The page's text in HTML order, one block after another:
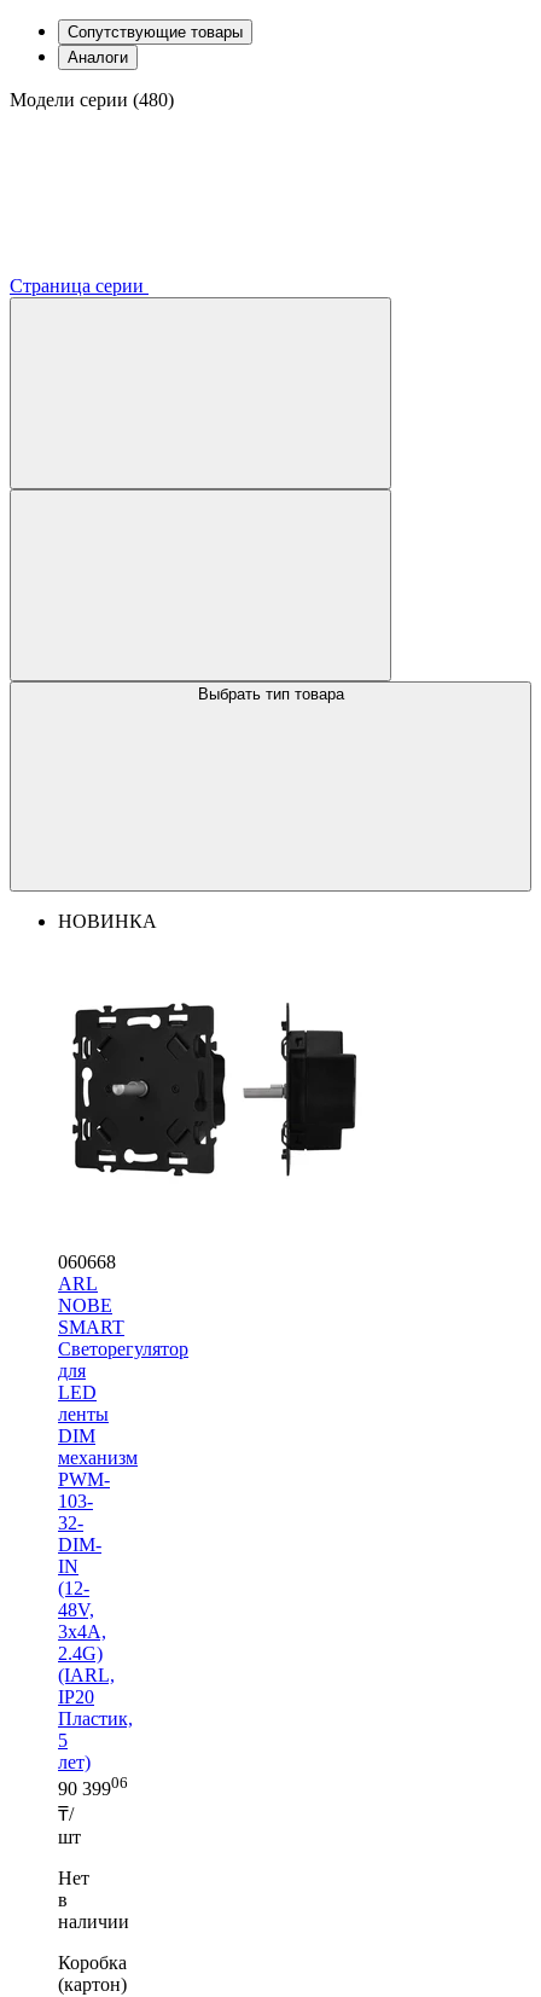
Сопутствующие товары
Аналоги
Модели серии (480)
Страница серии
Выбрать тип товара
НОВИНКА
060668
ARL
NOBE
SMART
Светорегулятор
для
LED
ленты
DIM
механизм
PWM-
103-
32-
DIM-
IN
(12-
48V,
3х4A,
2.4G)
(IARL,
IP20
Пластик,
5
лет)
90 39906
₸/
шт
Нет
в
наличии
Коробка
(картон)